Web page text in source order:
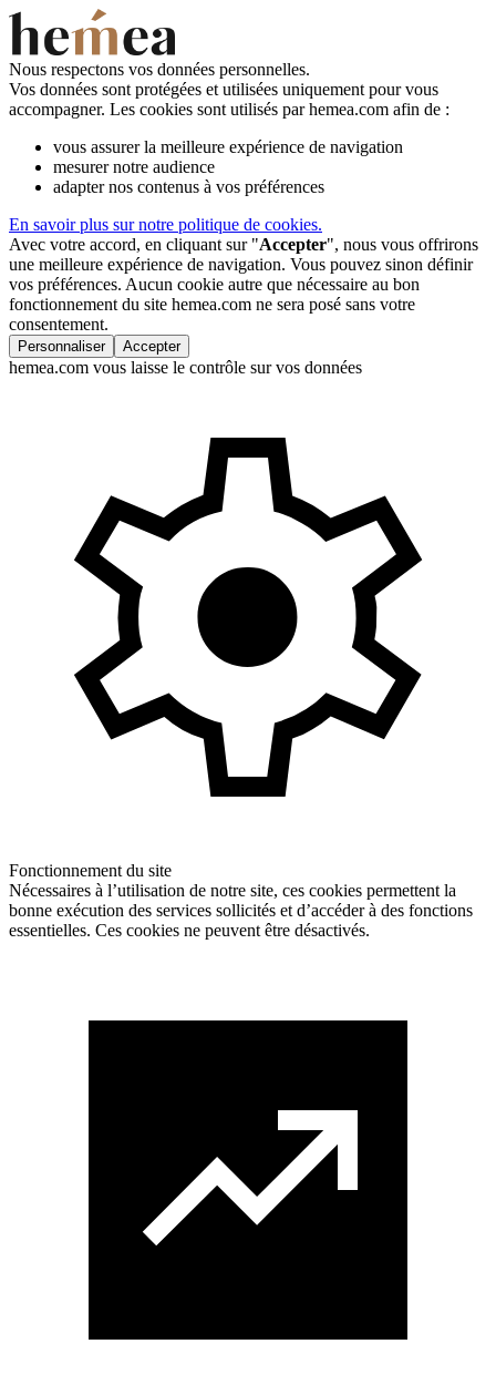
Nous respectons vos données personnelles.
Vos données sont protégées et utilisées uniquement pour vous
accompagner. Les cookies sont utilisés par hemea.com afin de :
vous assurer la meilleure expérience de navigation
mesurer notre audience
adapter nos contenus à vos préférences
En savoir plus sur notre politique de cookies.
Avec votre accord, en cliquant sur "Accepter", nous vous offrirons
une meilleure expérience de navigation. Vous pouvez sinon définir
vos préférences. Aucun cookie autre que nécessaire au bon
fonctionnement du site hemea.com ne sera posé sans votre
consentement.
Personnaliser Accepter
hemea.com vous laisse le contrôle sur vos données
Fonctionnement du site
Nécessaires à l’utilisation de notre site, ces cookies permettent la
bonne exécution des services sollicités et d’accéder à des fonctions
essentielles. Ces cookies ne peuvent être désactivés.